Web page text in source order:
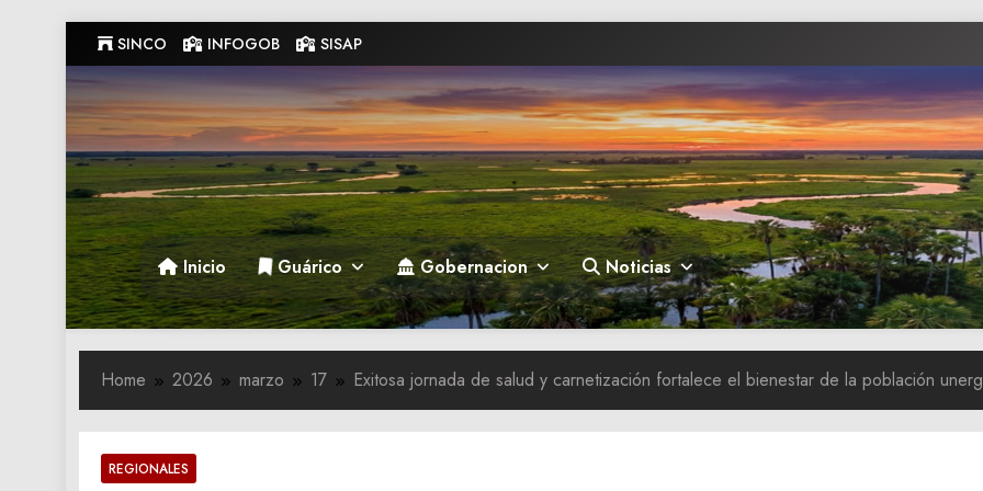
to
content
SINCO INFOGOB SISAP
Gobernacion de Guarico
Gobernacion de Guarico
Inicio Guárico Gobernacion Noticias
Home 2026 marzo 17 Exitosa jornada de salud y carnetización fortalece el bienestar de la población
REGIONALES